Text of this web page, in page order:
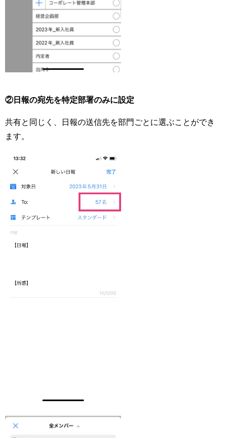
②日報の宛先を特定部署のみに設定
共有と同じく、日報の送信先を部門ごとに選ぶことができ
ます。